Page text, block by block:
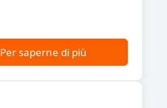
Per saperne di più